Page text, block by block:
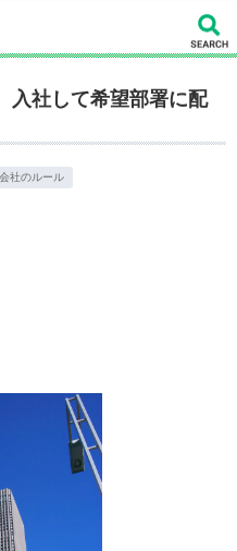
社して希望部署に配
会社のルール